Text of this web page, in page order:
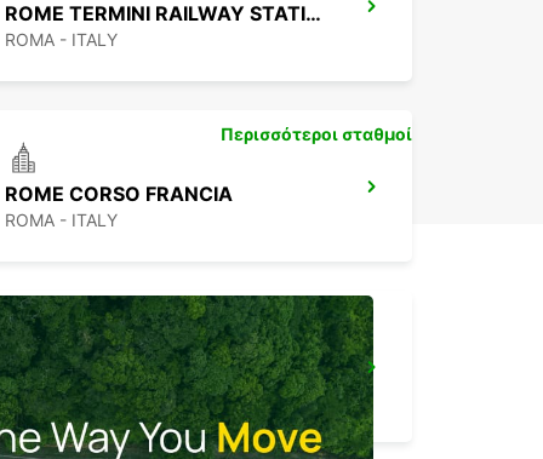
ROME TERMINI RAILWAY STATION
ROMA - ITALY
ROME CORSO FRANCIA
ROMA - ITALY
ROME CIAMPINO AIRPORT
ROMA - ITALY
Περισσότεροι σταθμοί